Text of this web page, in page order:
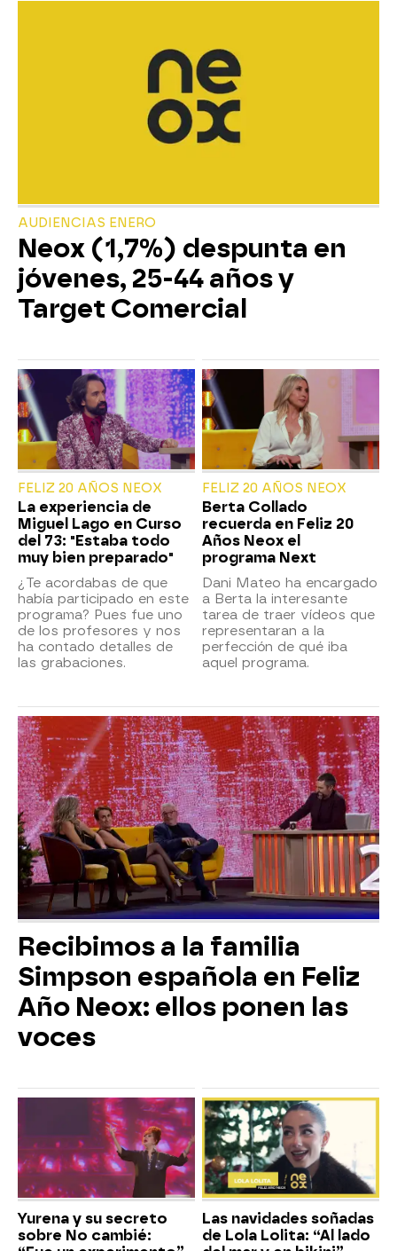
AUDIENCIAS ENERO
Neox (1,7%) despunta en
jóvenes, 25-44 años y
Target Comercial
FELIZ 20 AÑOS NEOX
La experiencia de
Miguel Lago en Curso
del 73: "Estaba todo
muy bien preparado"
¿Te acordabas de que
había participado en este
programa? Pues fue uno
de los profesores y nos
ha contado detalles de
las grabaciones.
FELIZ 20 AÑOS NEOX
Berta Collado
recuerda en Feliz 20
Años Neox el
programa Next
Dani Mateo ha encargado
a Berta la interesante
tarea de traer vídeos que
representaran a la
perfección de qué iba
aquel programa.
Recibimos a la familia
Simpson española en Feliz
Año Neox: ellos ponen las
voces
Yurena y su secreto
sobre No cambié:
Las navidades soñadas
de Lola Lolita: “Al lado